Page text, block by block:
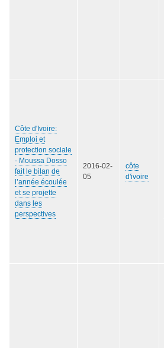
Côte d'Ivoire:
Emploi et
protection sociale
- Moussa Dosso
fait le bilan de
l’année écoulée
et se projette
dans les
perspectives
2016-02-
05
côte
d'ivoire